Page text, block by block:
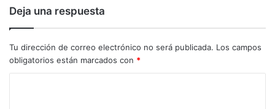
Deja una respuesta
Tu dirección de correo electrónico no será publicada. Los campos
obligatorios están marcados con *